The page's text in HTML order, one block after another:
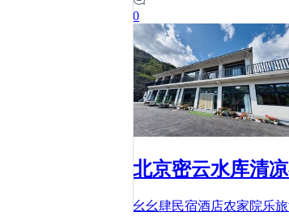
0
北京密云水库清
幺幺肆民宿酒店农家院乐